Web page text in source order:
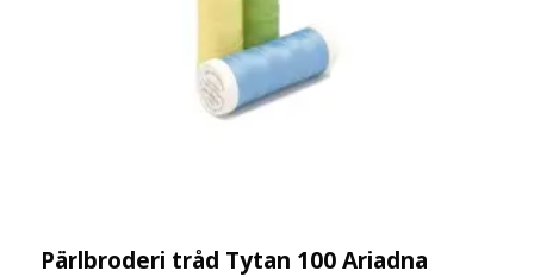
Pärlbroderi tråd Tytan 100 Ariadna